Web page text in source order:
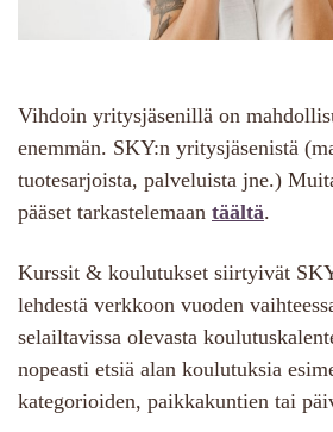
Vihdoin yritysjäsenillä on
enemmän. SKY:n yritysjäsenistä
tuotesarjoista, palveluista jne.)
pääset tarkastelemaan täältä.
Kurssit & koulutukset siirtyivät
lehdestä verkkoon vuoden
selailtavissa olevasta
nopeasti etsiä alan koulutuksia
kategorioiden, paikkakuntien tai